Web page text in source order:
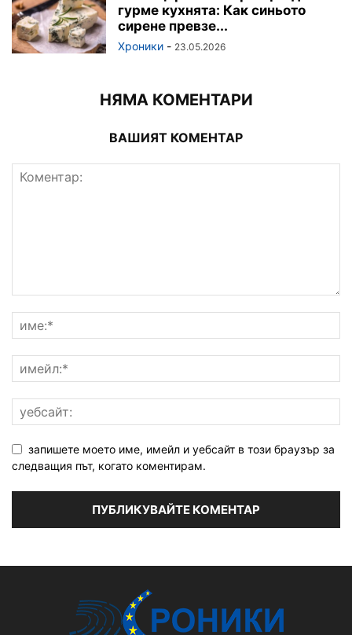
гурме кухнята: Как синьото
сирене превзе...
Хроники - 23.05.2026
НЯМА КОМЕНТАРИ
ВАШИЯТ КОМЕНТАР
запишете моето име, имейл и уебсайт в този браузър за
следващия път, когато коментирам.